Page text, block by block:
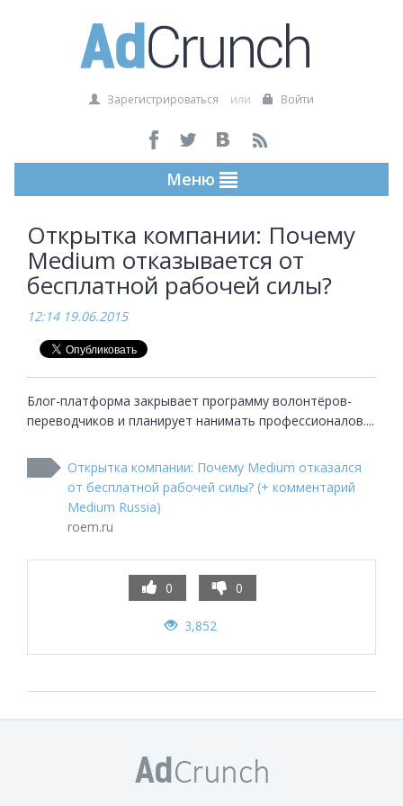
Зарегистрироваться или Войти
Меню
Открытка компании: Почему
Medium отказывается от
бесплатной рабочей силы?
12:14 19.06.2015
Блог-платформа закрывает программу волонтёров-
переводчиков и планирует нанимать профессионалов....
Открытка компании: Почему Medium отказался
от бесплатной рабочей силы? (+ комментарий
Medium Russia)
roem.ru
0 0
3,852